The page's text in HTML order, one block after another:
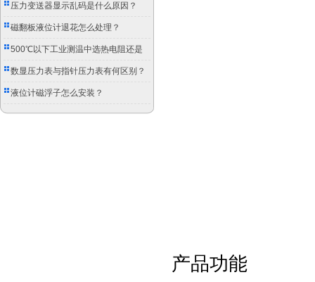
压力变送器显示乱码是什么原因？
磁翻板液位计退花怎么处理？
500℃以下工业测温中选热电阻还是
双金属温度计？
数显压力表与指针压力表有何区别？
液位计磁浮子怎么安装？
产品功能